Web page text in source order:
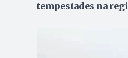
tempestades na